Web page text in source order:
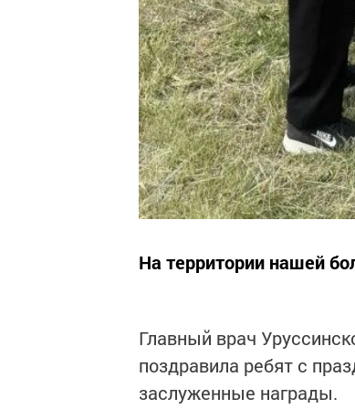
На территории нашей
Главный врач
поздравила ребят с
заслуженные награды.